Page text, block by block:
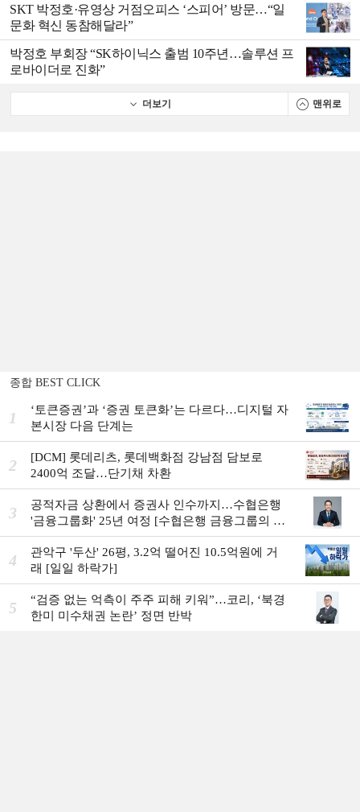
SKT 박정호·유영상 거점오피스 ‘스피어’ 방문…“일
문화 혁신 동참해달라”
박정호 부회장 “SK하이닉스 출범 10주년…솔루션 프
로바이더로 진화”
더보기 맨위로
종합 BEST CLICK
1
‘토큰증권’과 ‘증권 토큰화’는 다르다…디지털 자
본시장 다음 단계는
2
[DCM] 롯데리츠, 롯데백화점 강남점 담보로
2400억 조달…단기채 차환
3
공적자금 상환에서 증권사 인수까지…수협은행
'금융그룹화' 25년 여정 [수협은행 금융그룹의 꿈
①]
4
관악구 '두산' 26평, 3.2억 떨어진 10.5억원에 거
래 [일일 하락가]
5
“검증 없는 억측이 주주 피해 키워”…코리, ‘북경
한미 미수채권 논란’ 정면 반박